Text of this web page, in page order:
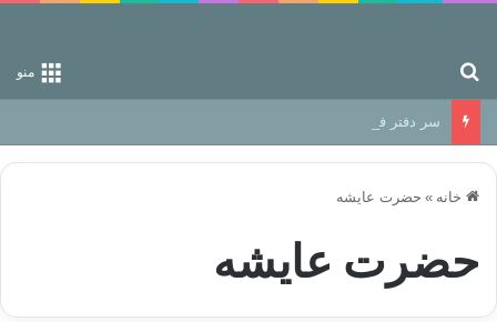
منو
سر دفتر فساد در زمین‌، دوری وکناره‌گیری از راه خداست‌!
خانه » حضرت عایشه
حضرت عایشه